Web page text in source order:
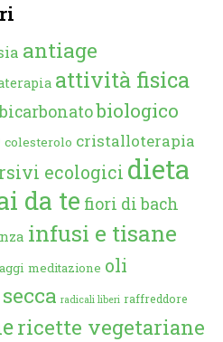
antiage
attività fisica
bicarbonatobiologico
colesterolo cristalloterapia
ecologici dieta
da te fiori di bach
infusi e tisane
meditazione oli
radicali liberi raffreddore
ricette vegetariane